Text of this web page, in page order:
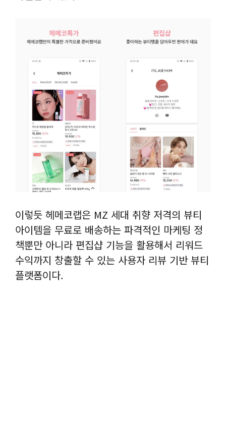
이렇듯 헤메코랩은 MZ 세대 취향 저격의 뷰티
아이템을 무료로 배송하는 파격적인 마케팅 정
책뿐만 아니라 편집샵 기능을 활용해서 리워드
수익까지 창출할 수 있는 사용자 리뷰 기반 뷰티
플랫폼이다.